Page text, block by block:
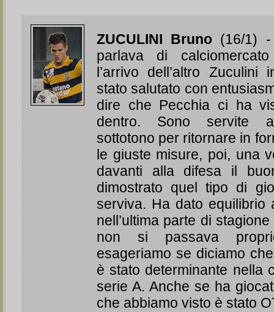
ZUCULINI Bruno (16/1)
parlava di
l’arrivo dell’altro
stato salutato con
dire che Pecchia ci ha
dentro. Sono servite
sottotono per ritornare in
le giuste misure, poi, una
davanti alla difesa il
dimostrato quel tipo di
serviva. Ha dato equilibrio
nell’ultima parte di
non si passava
esageriamo se diciamo
è stato determinante nella
serie A. Anche se ha
che abbiamo visto è stato